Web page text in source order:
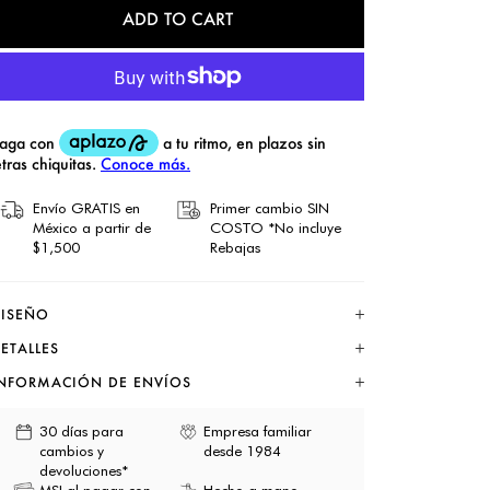
ADD TO CART
Envío GRATIS en
México a partir de
$1,500
Primer cambio SIN
COSTO *No incluye
Rebajas
DE ENVÍOS
30 días para
cambios y
devoluciones*
Empresa familiar
desde 1984